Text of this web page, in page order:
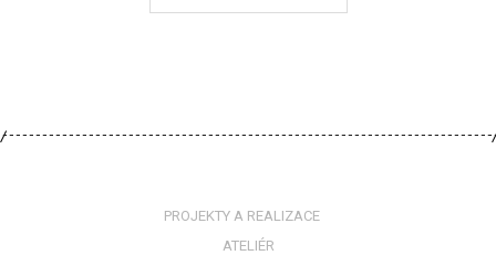
PROJEKTY A REALIZACE
ATELIÉR